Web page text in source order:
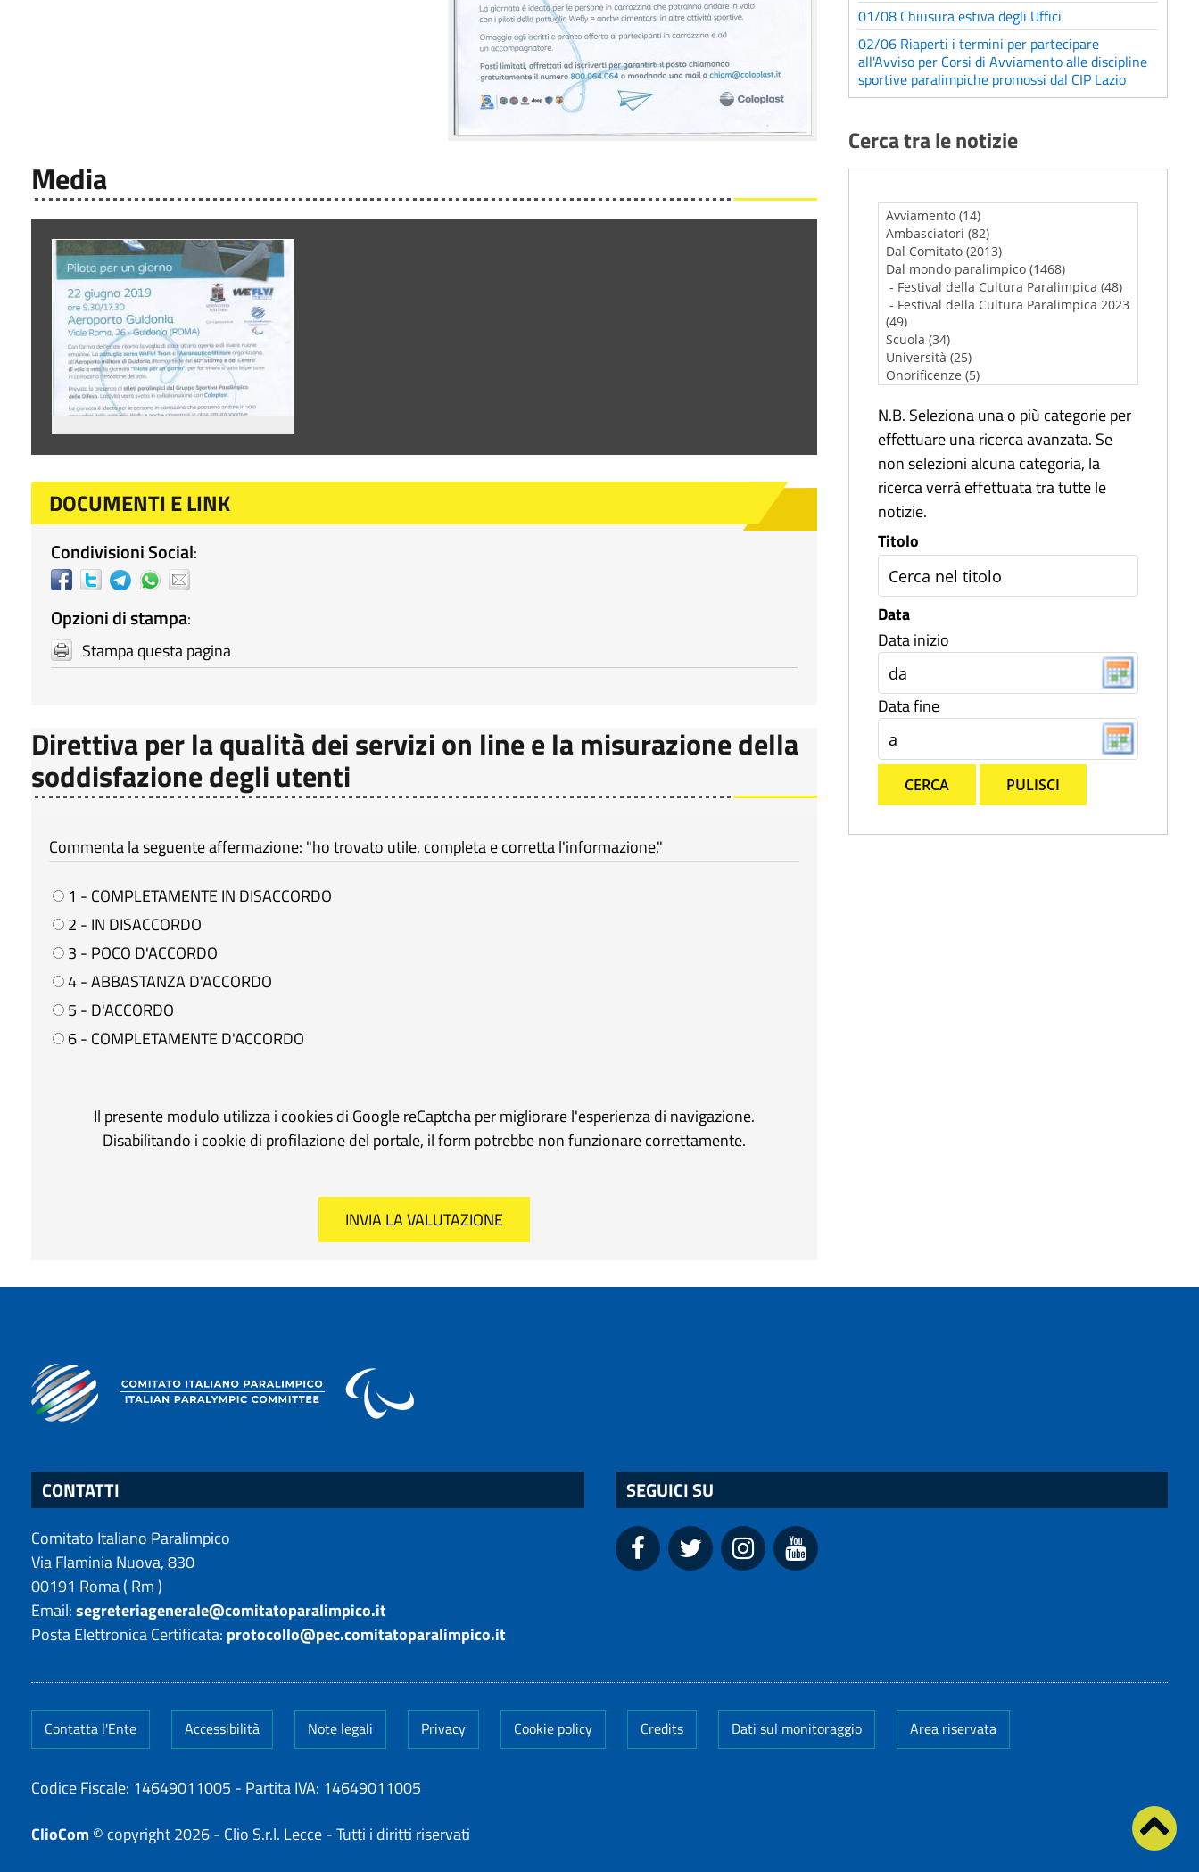
Media
DOCUMENTI E LINK
Condivisioni Social:
Opzioni di stampa:
Stampa questa pagina
Direttiva per la qualità dei servizi on line e la misurazione della
soddisfazione degli utenti
Commenta la seguente affermazione: "ho trovato utile, completa e corretta l'informazione."
1 - COMPLETAMENTE IN DISACCORDO
2 - IN DISACCORDO
3 - POCO D'ACCORDO
4 - ABBASTANZA D'ACCORDO
5 - D'ACCORDO
6 - COMPLETAMENTE D'ACCORDO
Il presente modulo utilizza i cookies di Google reCaptcha per migliorare l'esperienza di navigazione.
Disabilitando i cookie di profilazione del portale, il form potrebbe non funzionare correttamente.
01/08 Chiusura estiva degli Uffici
02/06 Riaperti i termini per partecipare
all'Avviso per Corsi di Avviamento alle discipline
sportive paralimpiche promossi dal CIP Lazio
Cerca tra le notizie
N.B. Seleziona una o più categorie per
effettuare una ricerca avanzata. Se
non selezioni alcuna categoria, la
ricerca verrà effettuata tra tutte le
notizie.
Titolo
Data
Data inizio
Data fine
CERCA PULISCI
CONTATTI
Comitato Italiano Paralimpico
Via Flaminia Nuova, 830
00191 Roma( Rm)
Email:segreteriagenerale@comitatoparalimpico.it
Posta Elettronica Certificata: protocollo@pec.comitatoparalimpico.it
SEGUICI SU
Contatta l'Ente Accessibilità Note legali Privacy Cookie policy Credits Dati sul monitoraggio Area riservata
Codice Fiscale: 14649011005 - Partita IVA: 14649011005
ClioCom © copyright 2026 - Clio S.r.l. Lecce - Tutti i diritti riservati